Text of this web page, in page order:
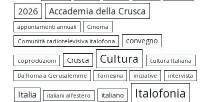
2026 Accademia della Crusca
appuntamenti annuali
Cinema
Comunità radiotelevisiva italofona
convegno
coproduzioni Crusca Cultura
cultura Italiana
Da Roma a Gerusalemme
Farnesina iniziative intervista
Italia italiani all'estero italiano Italofonia